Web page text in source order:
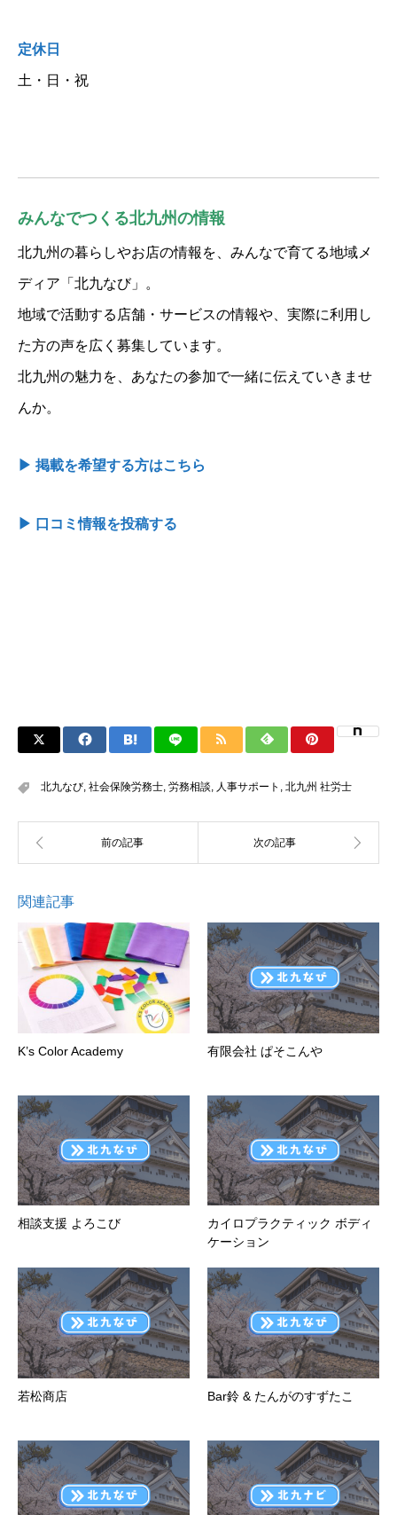
定休日
土・日・祝
みんなでつくる北九州の情報
北九州の暮らしやお店の情報を、みんなで育てる地域メ
ディア「北九なび」。
地域で活動する店舗・サービスの情報や、実際に利用し
た方の声を広く募集しています。
北九州の魅力を、あなたの参加で一緒に伝えていきませ
んか。
▶ 掲載を希望する方はこちら
▶ 口コミ情報を投稿する
北九なび 社会保険労務士 労務相談 人事サポート 北九州 社労士
関連記事
K’s Color Academy 有限会社 ぱそこんや
相談支援 よろこび
カイロプラクティック ボディ
ケーション
若松商店 Bar鈴 & たんがのすずたこ